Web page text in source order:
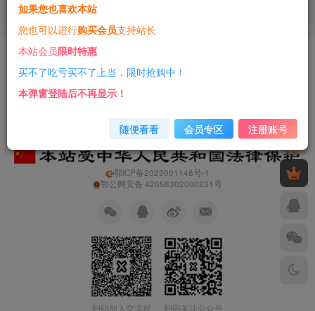
友情链接
Copyright © 2023 · 一只薛眠羊· 由
鄂ICP备2023001148号-1
鄂公网安备 42058302000231号
扫码加入交流群 扫码关注公众号
如果您也喜欢本站
您也可以进行购买会员支持站长
本站会员限时特惠
买不了吃亏买不了上当，限时抢购中！
本弹窗登陆后不再显示！
随便看看 会员专区 注册账号